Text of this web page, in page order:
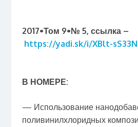
2017•Том 9•№ 5, ссылка –
https://yadi.sk/i/XBlt-
В НОМЕРЕ:
— Использование
поливинилхлоридных